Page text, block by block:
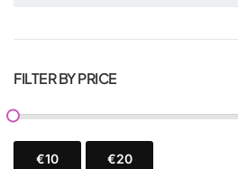
FILTER BY PRICE
€10 €20